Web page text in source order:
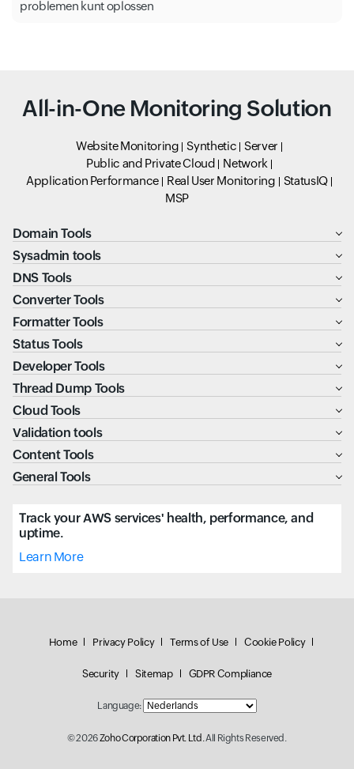
problemen kunt oplossen
All-in-One Monitoring Solution
Website Monitoring Synthetic
Server
Public and Private Cloud
Network
Application Performance
Real User Monitoring
StatusIQ
MSP
Domain Tools
Sysadmin tools
DNS Tools
Converter Tools
Formatter Tools
Status Tools
Developer Tools
Thread Dump Tools
Cloud Tools
Validation tools
Content Tools
General Tools
Track your AWS services' health, performance, and
uptime.
Learn More
Home Privacy Policy Terms of Use Cookie Policy
Security Sitemap GDPR Compliance
Language:
© 2026Zoho Corporation Pvt. Ltd.All Rights Reserved.